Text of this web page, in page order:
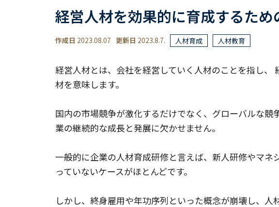
経営人材を効果的に育成するた
作成日 2023.08.07 更新日 2023.8.7. 人材育成 人材教育
経営人材とは、会社を経営していく人材のことを指し
材を意味します。
国内の市場競争が激化するだけでなく、グローバルな
業の継続的な成長と発展に欠かせません。
一般的に企業の人材育成研修と言えば、新人研修やマ
っていないケースがほとんどです。
しかし、終身雇用や年功序列といった概念が崩壊し、